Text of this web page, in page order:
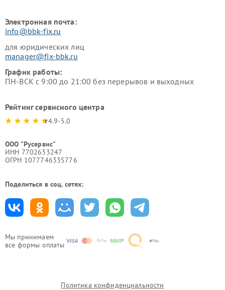
Мы принимаем
все формы оплаты
Электронная почта:
info@bbk-fix.ru
для юридических лиц
manager@fix-bbk.ru
График работы:
ПН-ВСК с 9:00 до 21:00 без перерывов и выходных
Рейтинг сервисного центра
4.9-5.0
ООО "Русервис"
ИНН 7702633247
ОГРН 1077746335776
Поделиться в соц. сетях:
Политика конфиденциальности